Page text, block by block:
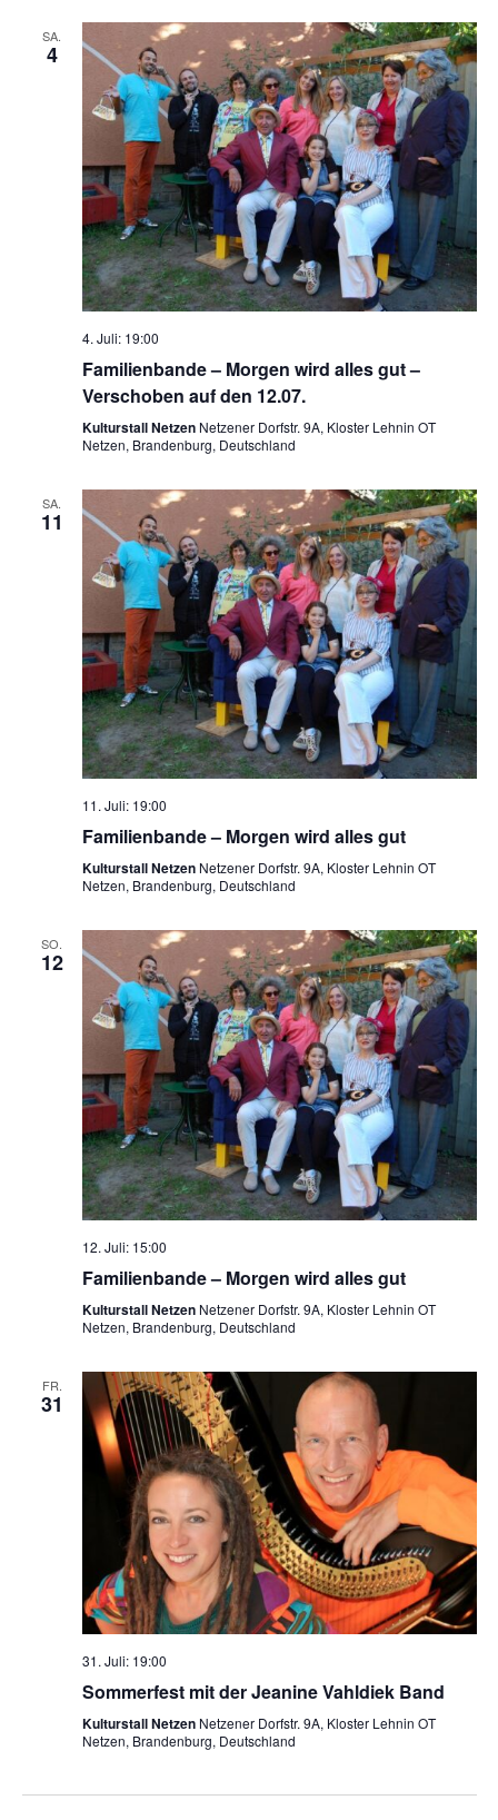
SA.
4
4. Juli: 19:00
Familienbande – Morgen wird alles gut –
Verschoben auf den 12.07.
Kulturstall Netzen Netzener Dorfstr. 9A, Kloster Lehnin OT
Netzen, Brandenburg, Deutschland
SA.
11
11. Juli: 19:00
Familienbande – Morgen wird alles gut
Kulturstall Netzen Netzener Dorfstr. 9A, Kloster Lehnin OT
Netzen, Brandenburg, Deutschland
SO.
12
12. Juli: 15:00
Familienbande – Morgen wird alles gut
Kulturstall Netzen Netzener Dorfstr. 9A, Kloster Lehnin OT
Netzen, Brandenburg, Deutschland
FR.
31
31. Juli: 19:00
Sommerfest mit der Jeanine Vahldiek Band
Kulturstall Netzen Netzener Dorfstr. 9A, Kloster Lehnin OT
Netzen, Brandenburg, Deutschland